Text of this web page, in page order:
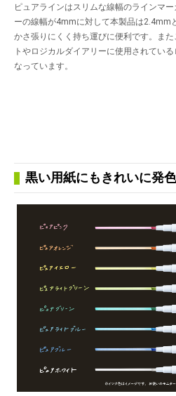
ピュアラインはスリムな線幅のラインマ
ーの線幅が4mmに対して本製品は2.4mm
かさ張りにくく持ち運びに便利です。ま
トやロジカルダイアリーに使用されてい
なっています。
黒い用紙にもきれいに発色